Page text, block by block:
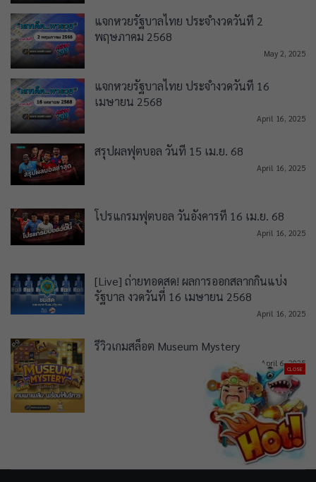
แจกหวยรัฐบาลไทย ประจำงวดวันที่ 2
พฤษภาคม 2568
May 2, 2025
แจกหวยรัฐบาลไทย ประจำงวดวันที่ 16
เมษายน 2568
April 16, 2025
สรุปผลฟุตบอล วันที่ 15 เม.ย. 68
April 16, 2025
โปรแกรมฟุตบอล วันอังคารที่ 16 เม.ย. 68
April 16, 2025
[Live] ถ่ายทอดสด! ผลการออกสลากกินแบ่ง
รัฐบาล งวดวันที่ 16 เมษายน 2568
April 16, 2025
รีวิวเกมสล็อต Museum Mystery
April 6, 2025
CLOSE